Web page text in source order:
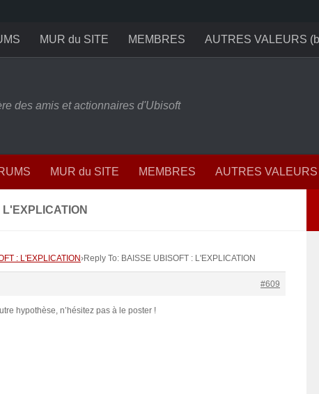
MUR du SITE MEMBRES AUTRES VALEURS
des amis et actionnaires d'Ubisoft
MUR du SITE MEMBRES AUTRES VALEURS
: L'EXPLICATION›Reply To: BAISSE UBISOFT : L'EXPLICATION
#609
hypothèse, n’hésitez pas à le poster !